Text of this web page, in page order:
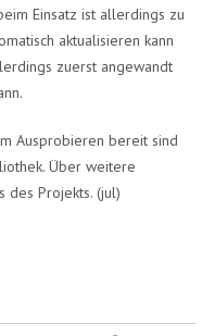
Einsatz ist allerdings zu
aktualisieren kann
zuerst angewandt
Ausprobieren bereit sind
Über weitere
des Projekts. (jul)